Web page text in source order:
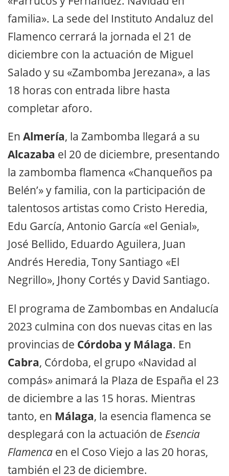
familia». La sede del Instituto Andaluz del
Flamenco cerrará la jornada el 21 de
diciembre con la actuación de Miguel
Salado y su «Zambomba Jerezana», a las
18 horas con entrada libre hasta
completar aforo.
En Almería, la Zambomba llegará a su
Alcazaba el 20 de diciembre, presentando
la zambomba flamenca «Chanqueños pa
Belén’» y familia, con la participación de
talentosos artistas como Cristo Heredia,
Edu García, Antonio García «el Genial»,
José Bellido, Eduardo Aguilera, Juan
Andrés Heredia, Tony Santiago «El
Negrillo», Jhony Cortés y David Santiago.
El programa de Zambombas en Andalucía
2023 culmina con dos nuevas citas en las
provincias de Córdoba y Málaga. En
Cabra, Córdoba, el grupo «Navidad al
compás» animará la Plaza de España el 23
de diciembre a las 15 horas. Mientras
tanto, en Málaga, la esencia flamenca se
desplegará con la actuación de Esencia
Flamenca en el Coso Viejo a las 20 horas,
también el 23 de diciembre.